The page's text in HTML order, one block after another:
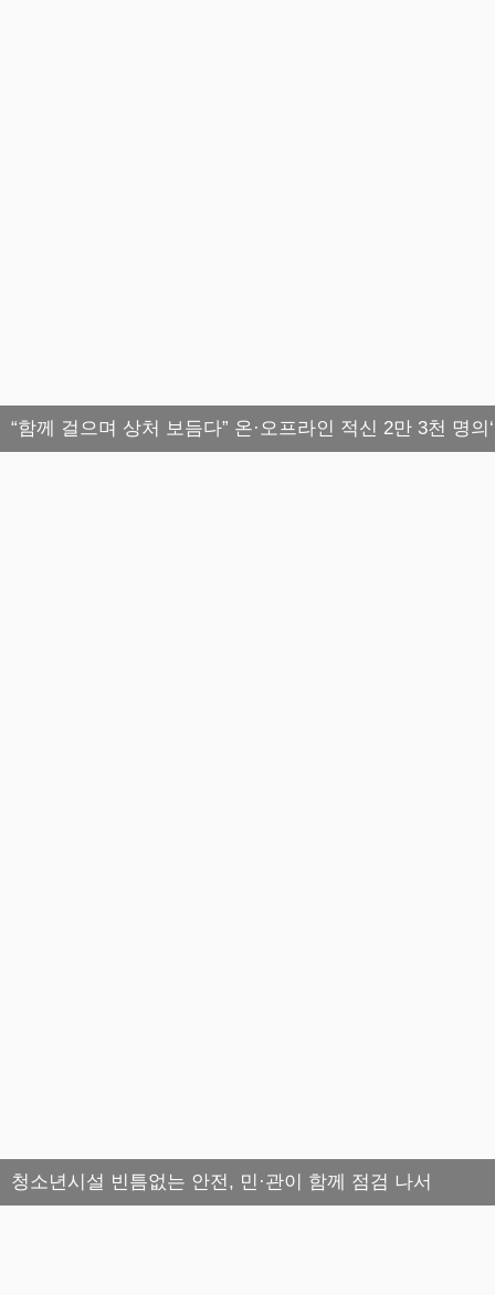
“함께 걸으며 상처 보듬다” 온·오프라인 적신 2만 3천 명의
청소년시설 빈틈없는 안전, 민·관이 함께 점검 나서